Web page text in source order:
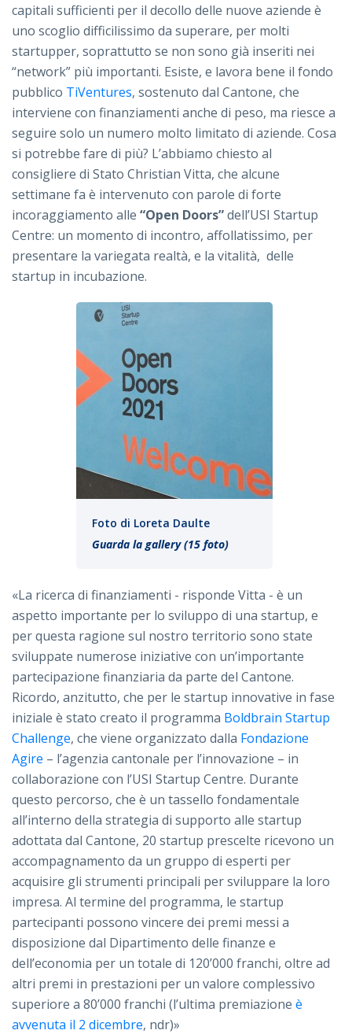
capitali sufficienti per il decollo delle nuove aziende è
uno scoglio difficilissimo da superare, per molti
startupper, soprattutto se non sono già inseriti nei
“network” più importanti. Esiste, e lavora bene il fondo
pubblico TiVentures, sostenuto dal Cantone, che
interviene con finanziamenti anche di peso, ma riesce a
seguire solo un numero molto limitato di aziende. Cosa
si potrebbe fare di più? L’abbiamo chiesto al
consigliere di Stato Christian Vitta, che alcune
settimane fa è intervenuto con parole di forte
incoraggiamento alle “Open Doors”dell’USI Startup
Centre: un momento di incontro, affollatissimo, per
presentare la variegata realtà, e la vitalità, delle
startup in incubazione.
Foto di Loreta Daulte
Guarda la gallery (15 foto)
«La ricerca di finanziamenti - risponde Vitta - è un
aspetto importante per lo sviluppo di una startup, e
per questa ragione sul nostro territorio sono state
sviluppate numerose iniziative con un’importante
partecipazione finanziaria da parte del Cantone.
Ricordo, anzitutto, che per le startup innovative in fase
iniziale è stato creato il programma Boldbrain Startup
Challenge, che viene organizzato dalla Fondazione
Agire – l’agenzia cantonale per l’innovazione – in
collaborazione con l’USI Startup Centre. Durante
questo percorso, che è un tassello fondamentale
all’interno della strategia di supporto alle startup
adottata dal Cantone, 20 startup prescelte ricevono un
accompagnamento da un gruppo di esperti per
acquisire gli strumenti principali per sviluppare la loro
impresa. Al termine del programma, le startup
partecipanti possono vincere dei premi messi a
disposizione dal Dipartimento delle finanze e
dell’economia per un totale di 120’000 franchi, oltre ad
altri premi in prestazioni per un valore complessivo
superiore a 80’000 franchi (l’ultima premiazione è
avvenuta il 2 dicembre, ndr)»